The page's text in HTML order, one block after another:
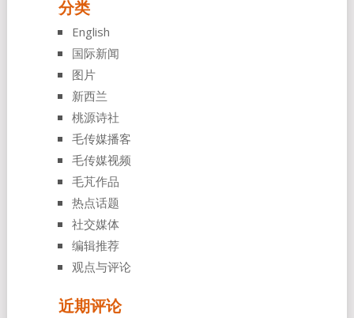
分类
English
国际新闻
图片
新西兰
桃源诗社
毛传媒播客
毛传媒视频
毛芃作品
热点话题
社交媒体
编辑推荐
观点与评论
近期评论